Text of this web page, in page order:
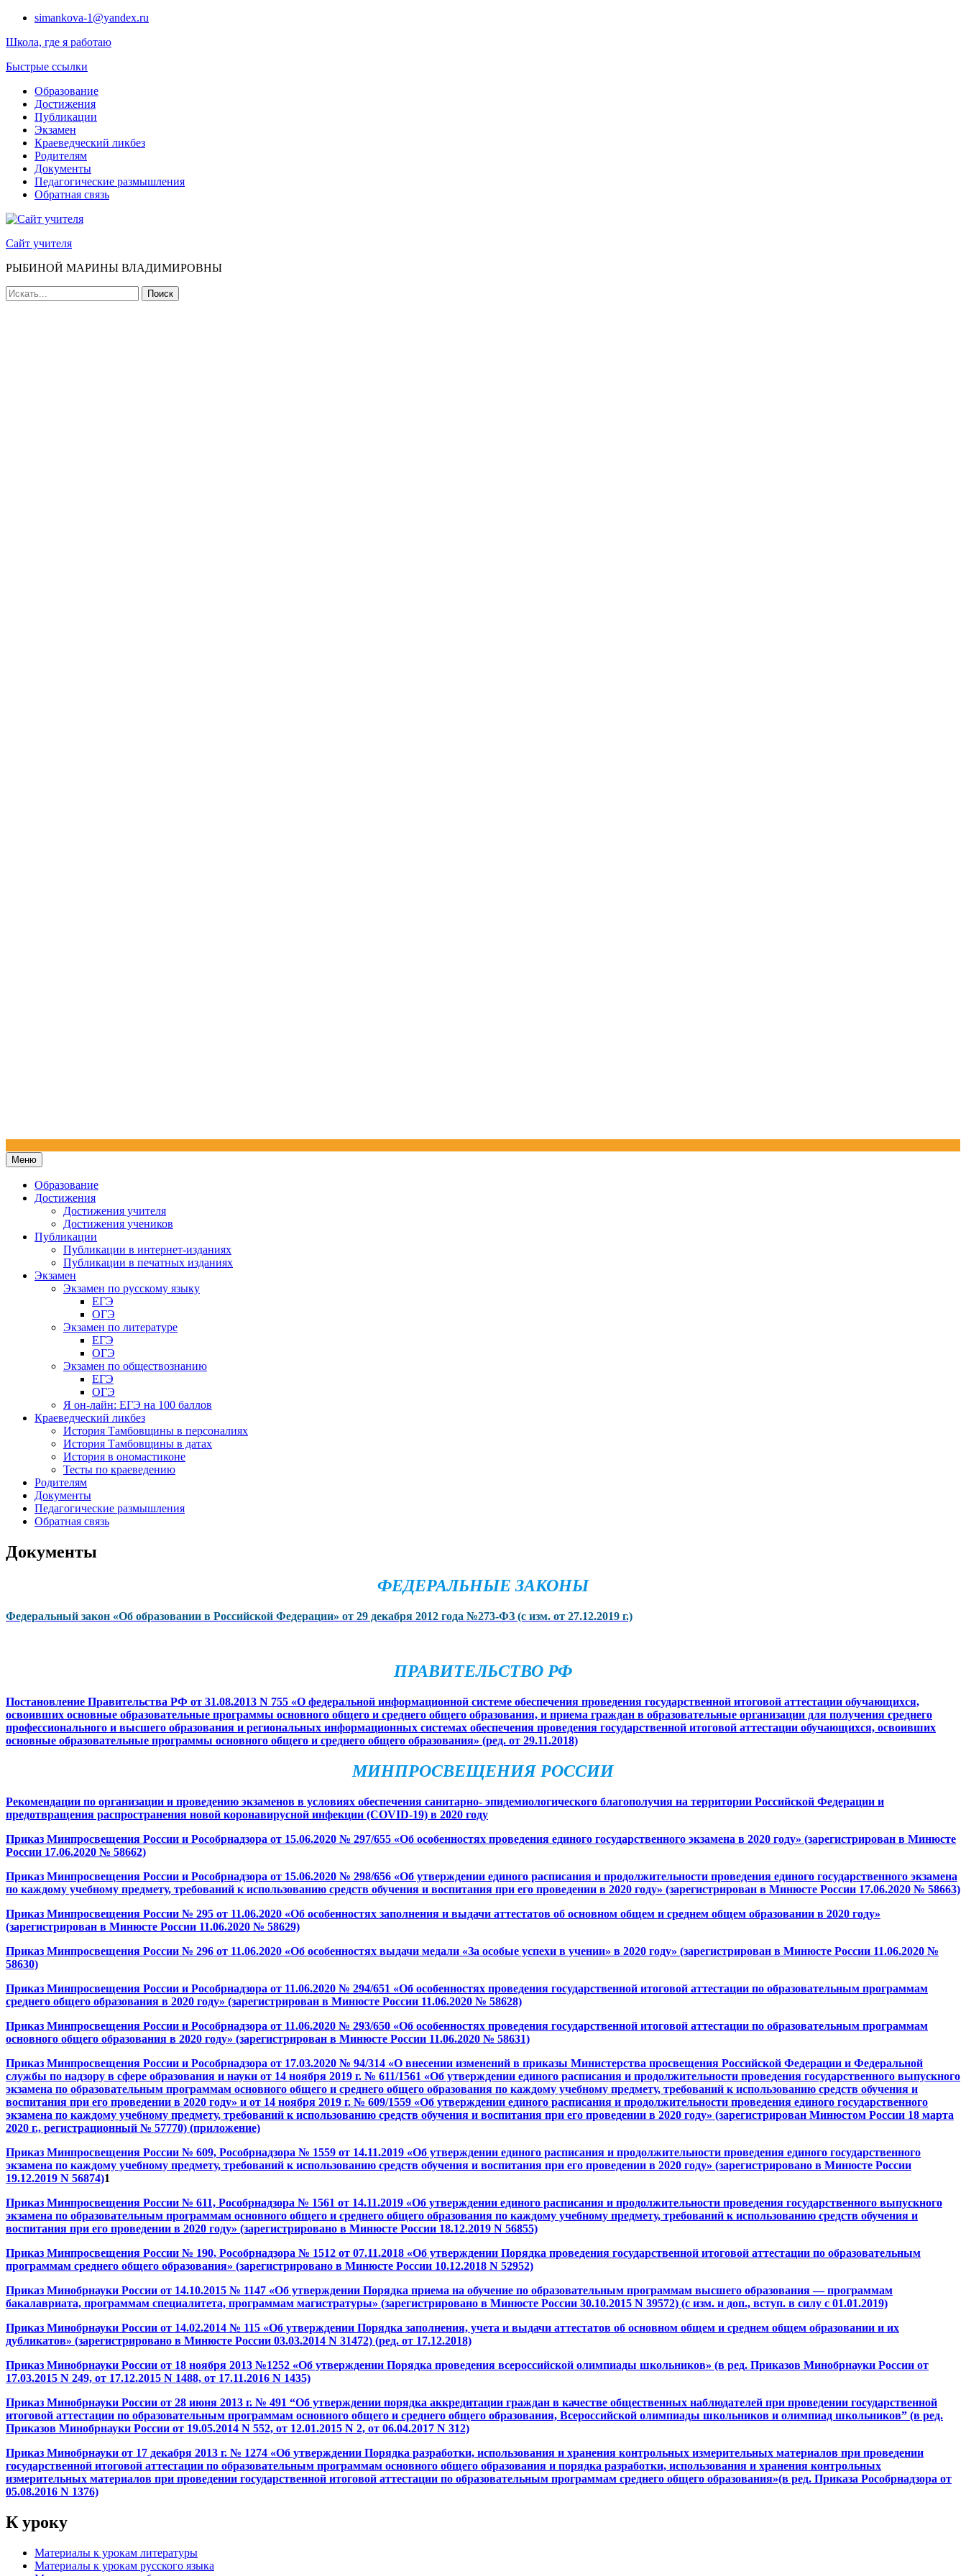
Наверхsimankova-1@yandex.ru
Школа, где я работаю
Быстрые ссылки
Образование
Достижения
Публикации
Экзамен
Краеведческий ликбез
Родителям
Документы
Педагогические размышления
Обратная связь
Сайт учителя
РЫБИНОЙ МАРИНЫ ВЛАДИМИРОВНЫ
Поиск
для:
Меню
Образование
Достижения
Достижения учителя
Достижения учеников
Публикации
Публикации в интернет-изданиях
Публикации в печатных изданиях
Экзамен
Экзамен по русскому языку
ЕГЭ
ОГЭ
Экзамен по литературе
ЕГЭ
ОГЭ
Экзамен по обществознанию
ЕГЭ
ОГЭ
Я он-лайн: ЕГЭ на 100 баллов
Краеведческий ликбез
История Тамбовщины в персоналиях
История Тамбовщины в датах
История в ономастиконе
Тесты по краеведению
Родителям
Документы
Педагогические размышления
Обратная связь
Документы
ФЕДЕРАЛЬНЫЕ ЗАКОНЫ
Федеральный закон «Об образовании в Российской Федерации» от 29 декабря 2012 года №273-ФЗ (с изм. от 27.12.2019 г.)
ПРАВИТЕЛЬСТВО РФ
Постановление Правительства РФ от 31.08.2013 N 755 «О федеральной информационной системе обеспечения проведения государственной итоговой аттестации обучающихся,
освоивших основные образовательные программы основного общего и среднего общего образования, и приема граждан в образовательные организации для получения среднего
профессионального и высшего образования и региональных информационных системах обеспечения проведения государственной итоговой аттестации обучающихся, освоивших
основные образовательные программы основного общего и среднего общего образования» (ред. от 29.11.2018)
МИНПРОСВЕЩЕНИЯ РОССИИ
Рекомендации по организации и проведению экзаменов в условиях обеспечения санитарно- эпидемиологического благополучия на территории Российской Федерации и
предотвращения распространения новой коронавирусной инфекции (COVID-19) в 2020 году
Приказ Минпросвещения России и Рособрнадзора от 15.06.2020 № 297/655 «Об особенностях проведения единого государственного экзамена в 2020 году» (зарегистрирован в Минюсте
России 17.06.2020 № 58662)
Приказ Минпросвещения России и Рособрнадзора от 15.06.2020 № 298/656 «Об утверждении единого расписания и продолжительности проведения единого государственного экзамена
по каждому учебному предмету, требований к использованию средств обучения и воспитания при его проведении в 2020 году» (зарегистрирован в Минюсте России 17.06.2020 № 58663)
Приказ Минпросвещения России № 295 от 11.06.2020 «Об особенностях заполнения и выдачи аттестатов об основном общем и среднем общем образовании в 2020 году»
(зарегистрирован в Минюсте России 11.06.2020 № 58629)
Приказ Минпросвещения России № 296 от 11.06.2020 «Об особенностях выдачи медали «За особые успехи в учении» в 2020 году» (зарегистрирован в Минюсте России 11.06.2020 №
58630)
Приказ Минпросвещения России и Рособрнадзора от 11.06.2020 № 294/651 «Об особенностях проведения государственной итоговой аттестации по образовательным программам
среднего общего образования в 2020 году» (зарегистрирован в Минюсте России 11.06.2020 № 58628)
Приказ Минпросвещения России и Рособрнадзора от 11.06.2020 № 293/650 «Об особенностях проведения государственной итоговой аттестации по образовательным программам
основного общего образования в 2020 году» (зарегистрирован в Минюсте России 11.06.2020 № 58631)
Приказ Минпросвещения России и Рособрнадзора от 17.03.2020 № 94/314 «О внесении изменений в приказы Министерства просвещения Российской Федерации и Федеральной
службы по надзору в сфере образования и науки от 14 ноября 2019 г. № 611/1561 «Об утверждении единого расписания и продолжительности проведения государственного выпускного
экзамена по образовательным программам основного общего и среднего общего образования по каждому учебному предмету, требований к использованию средств обучения и
воспитания при его проведении в 2020 году» и от 14 ноября 2019 г. № 609/1559 «Об утверждении единого расписания и продолжительности проведения единого государственного
экзамена по каждому учебному предмету, требований к использованию средств обучения и воспитания при его проведении в 2020 году» (зарегистрирован Минюстом России 18 марта
2020 г., регистрационный № 57770) (приложение)
Приказ Минпросвещения России № 609, Рособрнадзора № 1559 от 14.11.2019 «Об утверждении единого расписания и продолжительности проведения единого государственного
экзамена по каждому учебному предмету, требований к использованию средств обучения и воспитания при его проведении в 2020 году» (зарегистрировано в Минюсте России
19.12.2019 N 56874)1
Приказ Минпросвещения России № 611, Рособрнадзора № 1561 от 14.11.2019 «Об утверждении единого расписания и продолжительности проведения государственного выпускного
экзамена по образовательным программам основного общего и среднего общего образования по каждому учебному предмету, требований к использованию средств обучения и
воспитания при его проведении в 2020 году» (зарегистрировано в Минюсте России 18.12.2019 N 56855)
Приказ Минпросвещения России № 190, Рособрнадзора № 1512 от 07.11.2018 «Об утверждении Порядка проведения государственной итоговой аттестации по образовательным
программам среднего общего образования» (зарегистрировано в Минюсте России 10.12.2018 N 52952)
Приказ Минобрнауки России от 14.10.2015 № 1147 «Об утверждении Порядка приема на обучение по образовательным программам высшего образования — программам
бакалавриата, программам специалитета, программам магистратуры» (зарегистрировано в Минюсте России 30.10.2015 N 39572) (с изм. и доп., вступ. в силу с 01.01.2019)
Приказ Минобрнауки России от 14.02.2014 № 115 «Об утверждении Порядка заполнения, учета и выдачи аттестатов об основном общем и среднем общем образовании и их
дубликатов» (зарегистрировано в Минюсте России 03.03.2014 N 31472) (ред. от 17.12.2018)
Приказ Минобрнауки России от 18 ноября 2013 №1252 «Об утверждении Порядка проведения всероссийской олимпиады школьников» (в ред. Приказов Минобрнауки России от
17.03.2015 N 249, от 17.12.2015 N 1488, от 17.11.2016 N 1435)
Приказ Минобрнауки России от 28 июня 2013 г. № 491 “Об утверждении порядка аккредитации граждан в качестве общественных наблюдателей при проведении государственной
итоговой аттестации по образовательным программам основного общего и среднего общего образования, Всероссийской олимпиады школьников и олимпиад школьников” (в ред.
Приказов Минобрнауки России от 19.05.2014 N 552, от 12.01.2015 N 2, от 06.04.2017 N 312)
Приказ Минобрнауки от 17 декабря 2013 г. № 1274 «Об утверждении Порядка разработки, использования и хранения контрольных измерительных материалов при проведении
государственной итоговой аттестации по образовательным программам основного общего образования и порядка разработки, использования и хранения контрольных
измерительных материалов при проведении государственной итоговой аттестации по образовательным программам среднего общего образования»(в ред. Приказа Рособрнадзора от
05.08.2016 N 1376)
К уроку
Материалы к урокам литературы
Материалы к урокам русского языка